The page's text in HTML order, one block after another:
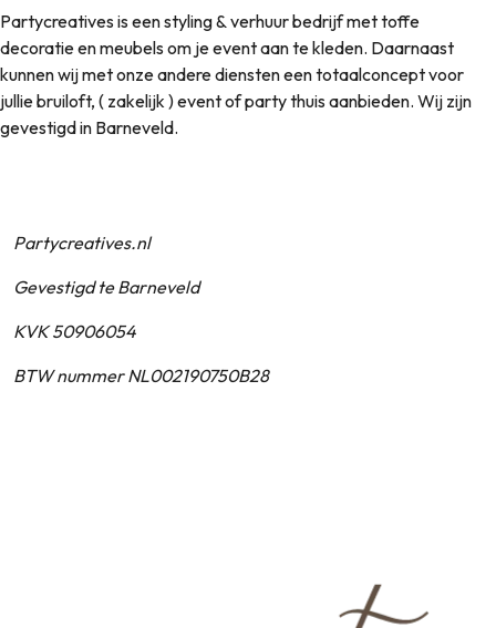
Partycreatives is een styling & verhuur bedrijf met toffe
decoratie en meubels om je event aan te kleden. Daarnaast
kunnen wij met onze andere diensten een totaalconcept voor
jullie bruiloft, ( zakelijk ) event of party thuis aanbieden. Wij zijn
gevestigd in Barneveld.
Partycreatives.nl
Gevestigd te Barneveld
KVK 50906054
BTW nummer NL002190750B28